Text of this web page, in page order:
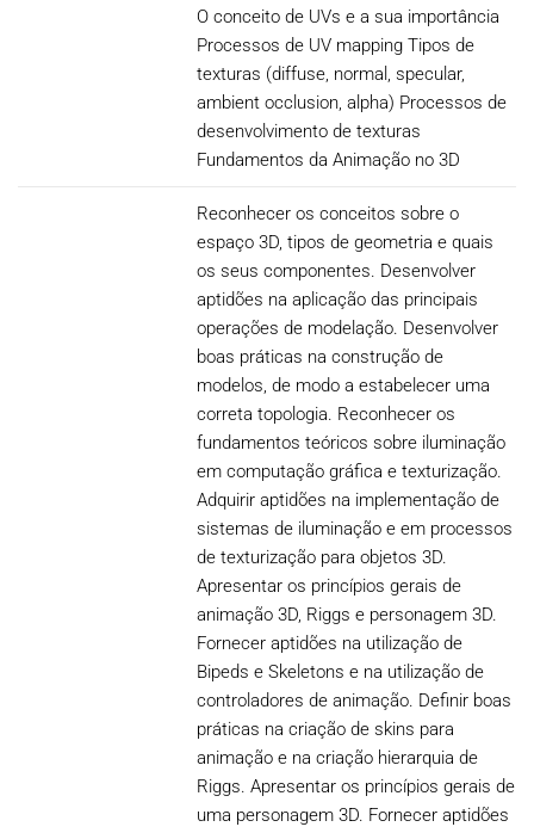
O conceito de UVs e a sua importância
Processos de UV mapping Tipos de
texturas (diffuse, normal, specular,
ambient occlusion, alpha) Processos de
desenvolvimento de texturas
Fundamentos da Animação no 3D
Reconhecer os conceitos sobre o
espaço 3D, tipos de geometria e quais
os seus componentes. Desenvolver
aptidões na aplicação das principais
operações de modelação. Desenvolver
boas práticas na construção de
modelos, de modo a estabelecer uma
correta topologia. Reconhecer os
fundamentos teóricos sobre iluminação
em computação gráfica e texturização.
Adquirir aptidões na implementação de
sistemas de iluminação e em processos
de texturização para objetos 3D.
Apresentar os princípios gerais de
animação 3D, Riggs e personagem 3D.
Fornecer aptidões na utilização de
Bipeds e Skeletons e na utilização de
controladores de animação. Definir boas
práticas na criação de skins para
animação e na criação hierarquia de
Riggs. Apresentar os princípios gerais de
uma personagem 3D. Fornecer aptidões